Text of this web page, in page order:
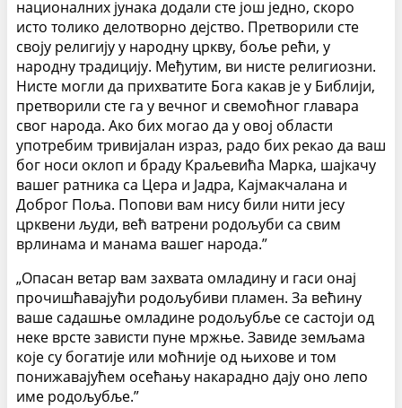
националних јунака додали сте још једно, скоро
исто толико делотворно дејство. Претворили сте
своју религију у народну цркву, боље рећи, у
народну традицију. Међутим, ви нисте религиозни.
Нисте могли да прихватите Бога какав је у Библији,
претворили сте га у вечног и свемоћног главара
свог народа. Ако бих могао да у овој области
употребим тривијалан израз, радо бих рекао да ваш
бог носи оклоп и браду Краљевића Марка, шајкачу
вашег ратника са Цера и Јадра, Кајмакчалана и
Доброг Поља. Попови вам нису били нити јесу
црквени људи, већ ватрени родољуби са свим
врлинама и манама вашег народа.”
„Опасан ветар вам захвата омладину и гаси онај
прочишћавајући родољубиви пламен. За већину
ваше садашње омладине родољубље се састоји од
неке врсте зависти пуне мржње. Завиде земљама
које су богатије или моћније од њихове и том
понижавајућем осећању накарадно дају оно лепо
име родољубље.”